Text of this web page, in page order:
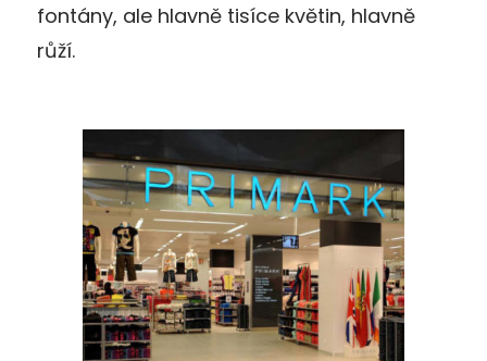
fontány, ale hlavně tisíce květin, hlavně
růží.